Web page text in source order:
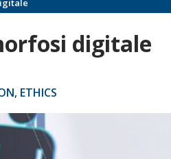
digitale
, ETHICS